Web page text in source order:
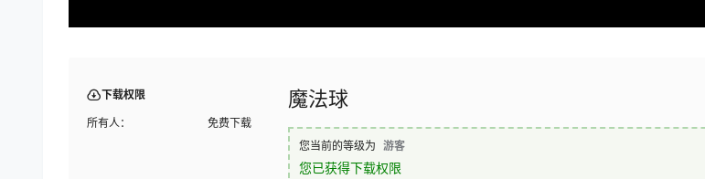
下载权限
所有人： 免费下载
魔法球
您当前的等级为 游客
您已获得下载权限